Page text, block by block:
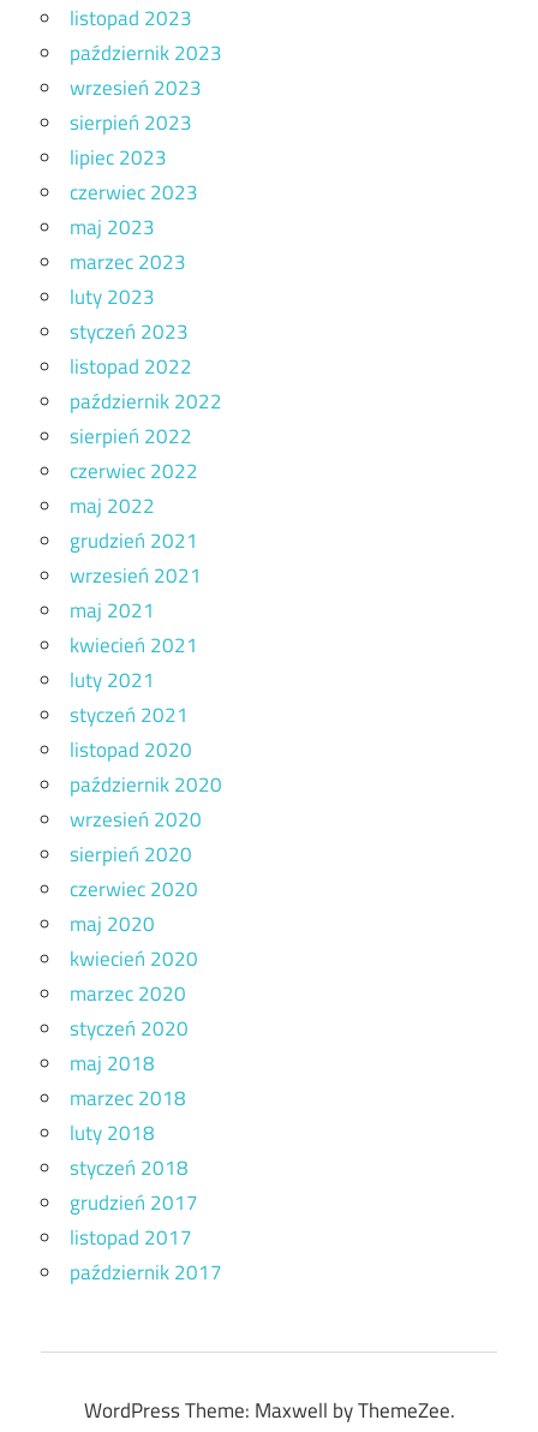
listopad 2023
październik 2023
wrzesień 2023
sierpień 2023
lipiec 2023
czerwiec 2023
maj 2023
marzec 2023
luty 2023
styczeń 2023
listopad 2022
październik 2022
sierpień 2022
czerwiec 2022
maj 2022
grudzień 2021
wrzesień 2021
maj 2021
kwiecień 2021
luty 2021
styczeń 2021
listopad 2020
październik 2020
wrzesień 2020
sierpień 2020
czerwiec 2020
maj 2020
kwiecień 2020
marzec 2020
styczeń 2020
maj 2018
marzec 2018
luty 2018
styczeń 2018
grudzień 2017
listopad 2017
październik 2017
WordPress Theme: Maxwell by ThemeZee.